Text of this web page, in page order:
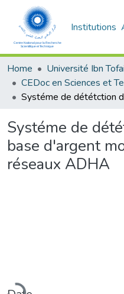
Institutions
Home
Systéme de
base d'argent
réseaux ADHA